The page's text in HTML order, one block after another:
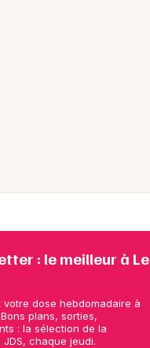
: le meilleur à Le
votre dose hebdomadaire à
plans, sorties,
: la sélection de la
chaque jeudi.